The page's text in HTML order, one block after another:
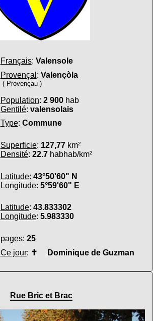
Français: Valensole
Provençal : Valençòla
( Provençau )
Population: 2 900hab
Gentilé: valensolais
Type: Commune
Superficie: 127,77km²
Densité: 22.7habhab/km²
Latitude: 43°50'60" N
Longitude: 5°59'60" E
Latitude: 43.833302
Longitude: 5.983330
pages: 25
Ce jour: ✝ Dominique de Guzman
Rue Bric et Brac